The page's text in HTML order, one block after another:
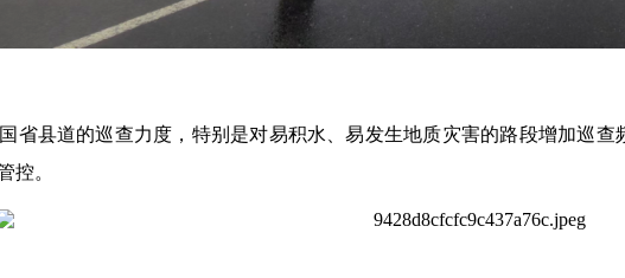
省县道的巡查力度，特别是对易积水、易发生地质灾害的路段增加巡
控。